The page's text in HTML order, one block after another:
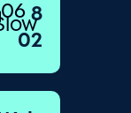
8
02
06